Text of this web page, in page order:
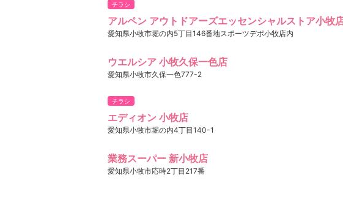
チラシ
アルペン アウトドアーズエッセンシャルストア小牧
愛知県小牧市堀の内5丁目146番地スポーツデポ小牧店内
ウエルシア 小牧久保一色店
愛知県小牧市久保一色777-2
チラシ
エディオン 小牧店
愛知県小牧市堀の内4丁目140-1
業務スーパー 新小牧店
愛知県小牧市応時2丁目217番